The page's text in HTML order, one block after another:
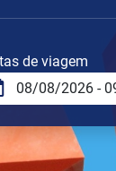
de viagem